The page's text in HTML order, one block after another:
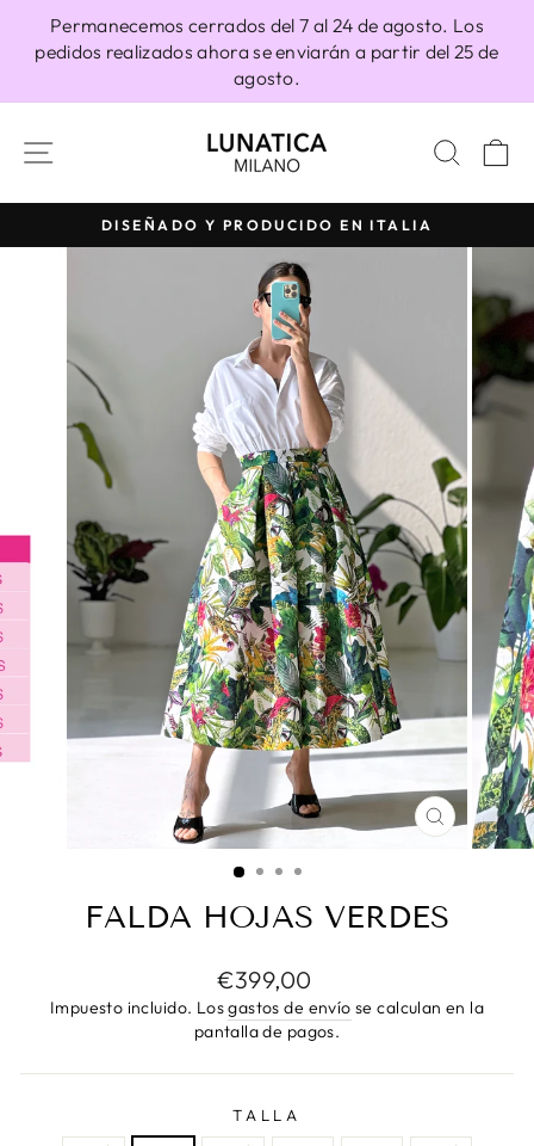
directamente
Permanecemos cerrados del 7 al 24 de agosto. Los
pedidos realizados ahora se enviarán a partir del 25 de
agosto.
NAVEGACIÓN
diapositivas
pausa
DISEÑADO Y PRODUCIDO EN ITALIA
CERRAR
(ESC)
FALDA HOJAS VERDES
Precio
habitual
€399,00
Impuesto incluido. Losgastos de envío se calculan en la
pantalla de pagos.
TALLA